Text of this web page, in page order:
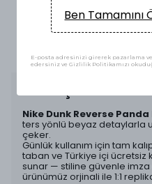
Ürün Açıklaması
Nike Dunk Reverse Panda
ters yönlü beyaz detaylarla
çeker.
Günlük kullanım için tam
taban ve Türkiye içi ücretsiz
sunar — stiline güvenle imza
ürünümüz orjinali ile 1:1
Ben
E-posta adresinizi girerek pazarlama
edersiniz ve Gizlilik Politikamızı